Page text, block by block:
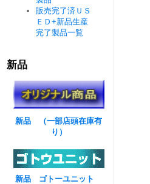
販売完了済ＵＳ
ＥＤ+新品生産
完了製品一覧
新品
新品 （一部店頭在庫有
り）
新品 ゴトーユニット